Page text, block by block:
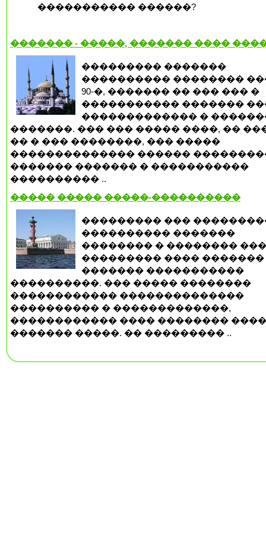
����������� ������?
������� - �����, ������� ����
��������� �������
���������� ��������
90-�, ������� �� ��� ��� �
����������� �������
������������� �
�������. ��� ��� ����� ����, ��
�� � ��� ��������, ��� �����
�������������� ������
������� ������� � �����������
���������� ..
����� ����� �����-����������
��������� ���
���������� �������
�������� � ��������
��������� ���� �������
������� �����������
����������. ��� ����� ��������
������������ ��������������
���������� � �������������,
������������ ���� ��������
������� �����. �� ��������� ..